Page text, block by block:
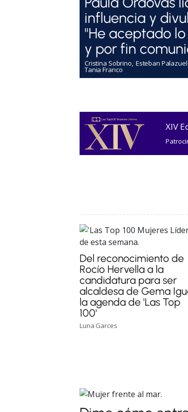
influencia y
"He aceptado
y por fin
Cristina Sobrino Esteban
Tania Franco
XIV
Del reconocimiento de
Rocío Hervella a la
candidatura para ser
alcaldesa de Gema
la agenda de 'Las Top
100'
Luna Garces